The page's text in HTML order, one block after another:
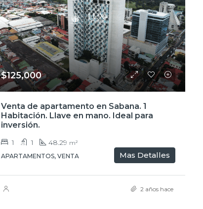
$125,000
Venta de apartamento en Sabana. 1
Habitación. Llave en mano. Ideal para
inversión.
1 1 48.29 m²
APARTAMENTOS, VENTA
Mas Detalles
2 años hace